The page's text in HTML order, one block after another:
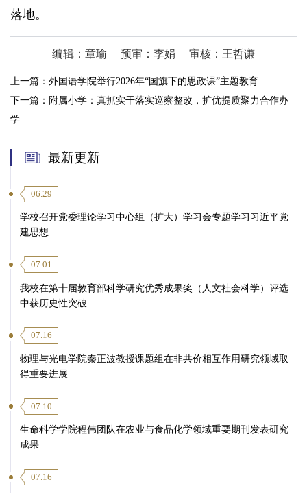
落地。
编辑：章瑜 预审：李娟 审核：王哲谦
上一篇： 外国语学院举行2026年“国旗下的思政课”主题教育
下一篇： 附属小学：真抓实干落实巡察整改，扩优提质聚力合作办
学
最新更新
06.29
学校召开党委理论学习中心组（扩大）学习会专题学习习近平党
建思想
07.01
我校在第十届教育部科学研究优秀成果奖（人文社会科学）评选
中获历史性突破
07.16
物理与光电学院秦正波教授课题组在非共价相互作用研究领域取
得重要进展
07.10
生命科学学院程伟团队在农业与食品化学领域重要期刊发表研究
成果
07.16